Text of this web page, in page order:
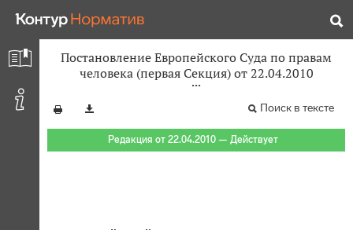
Постановление Европейского Суда по правам
человека (первая Секция) от 22.04.2010
Поиск в тексте
Редакция от 22.04.2010 — Действует